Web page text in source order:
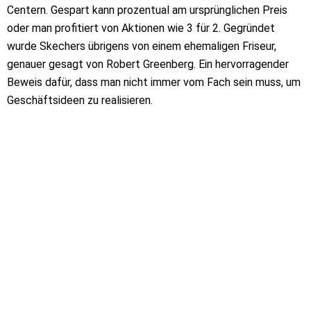
Centern. Gespart kann prozentual am ursprünglichen Preis
oder man profitiert von Aktionen wie 3 für 2. Gegründet
wurde Skechers übrigens von einem ehemaligen Friseur,
genauer gesagt von Robert Greenberg. Ein hervorragender
Beweis dafür, dass man nicht immer vom Fach sein muss, um
Geschäftsideen zu realisieren.